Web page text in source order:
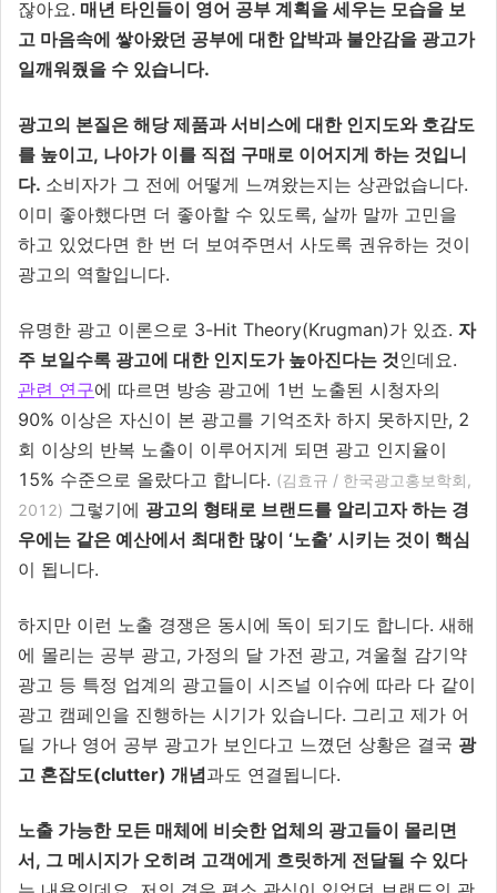
잖아요. 매년 타인들이 영어 공부 계획을 세우는 모습을 보
고 마음속에 쌓아왔던 공부에 대한 압박과 불안감을 광고가
일깨워줬을 수 있습니다.
광고의 본질은 해당 제품과 서비스에 대한 인지도와 호감도
를 높이고, 나아가 이를 직접 구매로 이어지게 하는 것입니
다. 소비자가 그 전에 어떻게 느껴왔는지는 상관없습니다.
이미 좋아했다면 더 좋아할 수 있도록, 살까 말까 고민을
하고 있었다면 한 번 더 보여주면서 사도록 권유하는 것이
광고의 역할입니다.
유명한 광고 이론으로 3-Hit Theory(Krugman)가 있죠. 자
주 보일수록 광고에 대한 인지도가 높아진다는 것인데요.
관련 연구에 따르면 방송 광고에 1번 노출된 시청자의
90% 이상은 자신이 본 광고를 기억조차 하지 못하지만, 2
회 이상의 반복 노출이 이루어지게 되면 광고 인지율이
15% 수준으로 올랐다고 합니다. (김효규 / 한국광고홍보학회,
2012) 그렇기에 광고의 형태로 브랜드를 알리고자 하는 경
우에는 같은 예산에서 최대한 많이 ‘노출’ 시키는 것이 핵심
이 됩니다.
하지만 이런 노출 경쟁은 동시에 독이 되기도 합니다. 새해
에 몰리는 공부 광고, 가정의 달 가전 광고, 겨울철 감기약
광고 등 특정 업계의 광고들이 시즈널 이슈에 따라 다 같이
광고 캠페인을 진행하는 시기가 있습니다. 그리고 제가 어
딜 가나 영어 공부 광고가 보인다고 느꼈던 상황은 결국 광
고 혼잡도(clutter) 개념과도 연결됩니다.
노출 가능한 모든 매체에 비슷한 업체의 광고들이 몰리면
서, 그 메시지가 오히려 고객에게 흐릿하게 전달될 수 있다